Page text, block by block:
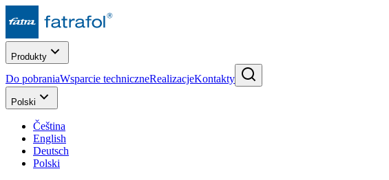
Produkty
Do pobraniaWsparcie techniczneRealizacjeKontakty
Polski
Čeština
English
Deutsch
Polski